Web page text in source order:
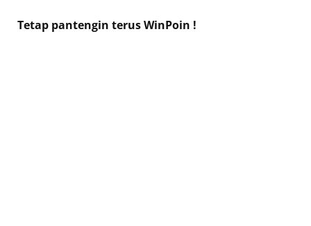
Tetap pantengin terus WinPoin !